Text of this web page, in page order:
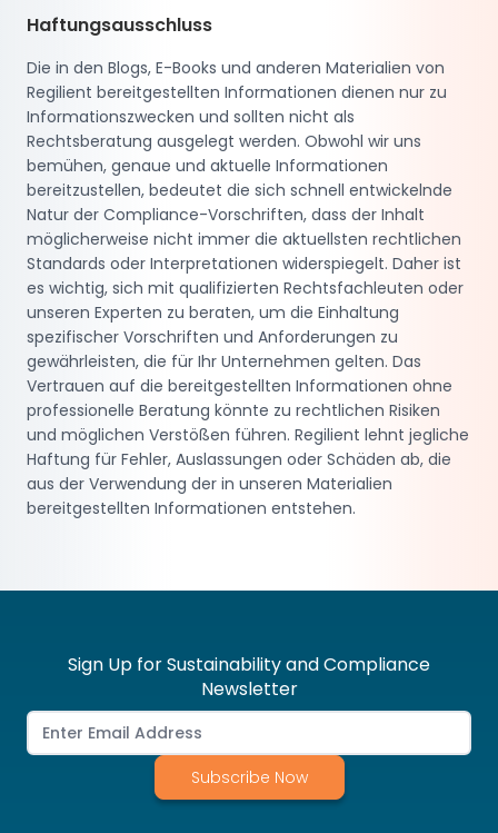
Haftungsausschluss
Die in den Blogs, E-Books und anderen Materialien von
Regilient bereitgestellten Informationen dienen nur zu
Informationszwecken und sollten nicht als
Rechtsberatung ausgelegt werden. Obwohl wir uns
bemühen, genaue und aktuelle Informationen
bereitzustellen, bedeutet die sich schnell entwickelnde
Natur der Compliance-Vorschriften, dass der Inhalt
möglicherweise nicht immer die aktuellsten rechtlichen
Standards oder Interpretationen widerspiegelt. Daher ist
es wichtig, sich mit qualifizierten Rechtsfachleuten oder
unseren Experten zu beraten, um die Einhaltung
spezifischer Vorschriften und Anforderungen zu
gewährleisten, die für Ihr Unternehmen gelten. Das
Vertrauen auf die bereitgestellten Informationen ohne
professionelle Beratung könnte zu rechtlichen Risiken
und möglichen Verstößen führen. Regilient lehnt jegliche
Haftung für Fehler, Auslassungen oder Schäden ab, die
aus der Verwendung der in unseren Materialien
bereitgestellten Informationen entstehen.
Sign Up for Sustainability and Compliance
Newsletter
Subscribe Now